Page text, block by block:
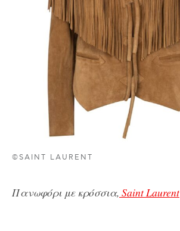
©SAINT LAURENT
Πανωφόρι με κρόσσια, Saint Laurent